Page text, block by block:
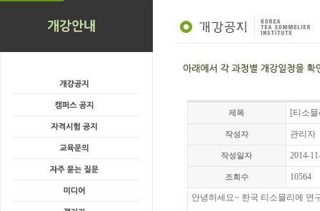
제목 [티소
작성자 관리자
작성일자 2014-
조회수 10564
안녕하세요~ 한국 티소믈리에 연